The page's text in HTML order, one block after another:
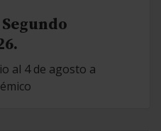
al 4 de agosto a